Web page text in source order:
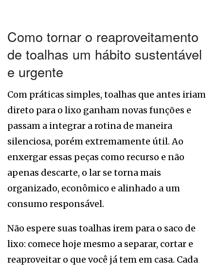
Como tornar o reaproveitamento
de toalhas um hábito sustentável
e urgente
Com práticas simples, toalhas que antes iriam
direto para o lixo ganham novas funções e
passam a integrar a rotina de maneira
silenciosa, porém extremamente útil. Ao
enxergar essas peças como recurso e não
apenas descarte, o lar se torna mais
organizado, econômico e alinhado a um
consumo responsável.
Não espere suas toalhas irem para o saco de
lixo: comece hoje mesmo a separar, cortar e
reaproveitar o que você já tem em casa. Cada